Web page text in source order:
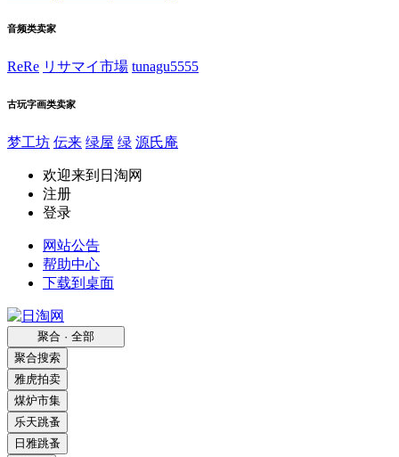
音频类卖家
ReRe リサマイ市場 tunagu5555
古玩字画类卖家
梦工坊 伝来 绿屋 绿 源氏庵
欢迎来到日淘网
注册
登录
网站公告
帮助中心
下载到桌面
聚合 · 全部
聚合搜索
雅虎拍卖
煤炉市集
乐天跳蚤
日雅跳蚤